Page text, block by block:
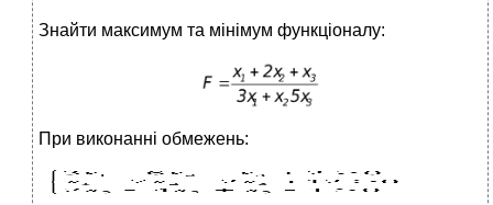
Знайти максимум та мінімум функціоналу:
При виконанні обмежень: